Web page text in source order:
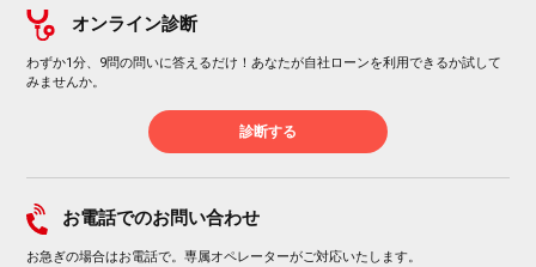
オンライン診断
わずか1分、9問の問いに答えるだけ！あなたが自社ローンを利用できるか試して
みませんか。
診断する
お電話でのお問い合わせ
お急ぎの場合はお電話で。専属オペレーターがご対応いたします。